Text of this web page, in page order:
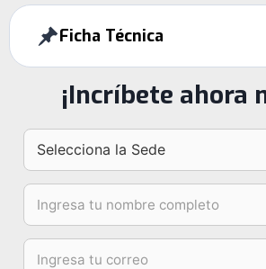
Ficha Técnica
¡Incríbete ahora